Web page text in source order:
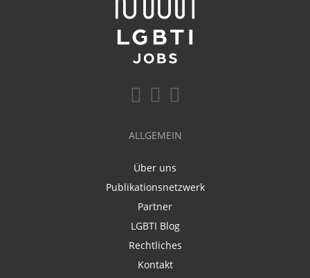
ALLGEMEIN
Über uns
Publikationsnetzwerk
Partner
LGBTI Blog
Rechtliches
Kontakt